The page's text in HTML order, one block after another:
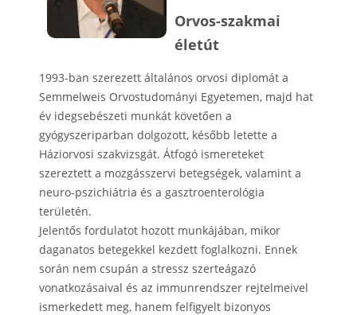
Orvos-szakmai
életút
1993-ban szerezett általános orvosi diplomát a
Semmelweis Orvostudományi Egyetemen, majd hat
év idegsebészeti munkát követően a
gyógyszeriparban dolgozott, később letette a
Háziorvosi szakvizsgát. Átfogó ismereteket
szereztett a mozgásszervi betegségek, valamint a
neuro-pszichiátria és a gasztroenterológia
területén.
Jelentős fordulatot hozott munkájában, mikor
daganatos betegekkel kezdett foglalkozni. Ennek
során nem csupán a stressz szerteágazó
vonatkozásaival és az immunrendszer rejtelmeivel
ismerkedett meg, hanem felfigyelt bizonyos